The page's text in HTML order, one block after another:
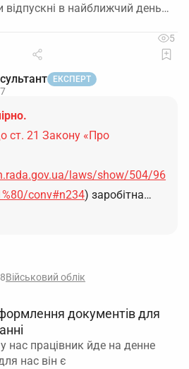
відпускні в найближчий день…
5
ЕКСПЕРТ
ст. 21 Закону «Про
laws/show/504/96
conv#n234) заробітна…
Військовий облік
документів для
нас працівник йде на денне
нас він є